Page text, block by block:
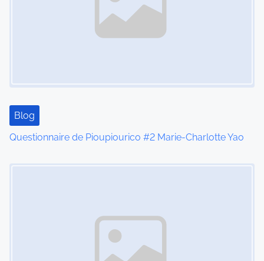
Blog
Questionnaire de Pioupiourico #2 Marie-Charlotte Yao